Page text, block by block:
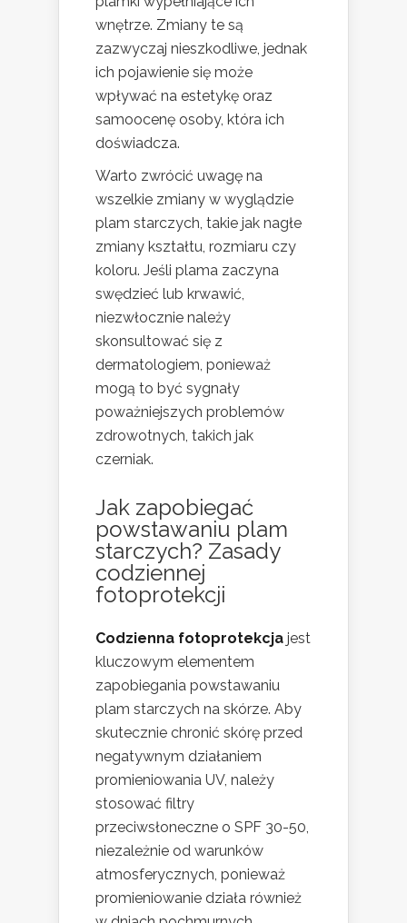
wnętrze. Zmiany te są
zazwyczaj nieszkodliwe, jednak
ich pojawienie się może
wpływać na estetykę oraz
samoocenę osoby, która ich
doświadcza.
Warto zwrócić uwagę na
wszelkie zmiany w wyglądzie
plam starczych, takie jak nagłe
zmiany kształtu, rozmiaru czy
koloru. Jeśli plama zaczyna
swędzieć lub krwawić,
niezwłocznie należy
skonsultować się z
dermatologiem, ponieważ
mogą to być sygnały
poważniejszych problemów
zdrowotnych, takich jak
czerniak.
Jak zapobiegać
powstawaniu plam
starczych? Zasady
codziennej
fotoprotekcji
Codzienna fotoprotekcja jest
kluczowym elementem
zapobiegania powstawaniu
plam starczych na skórze. Aby
skutecznie chronić skórę przed
negatywnym działaniem
promieniowania UV, należy
stosować filtry
przeciwsłoneczne o SPF 30-50,
niezależnie od warunków
atmosferycznych, ponieważ
promieniowanie działa również